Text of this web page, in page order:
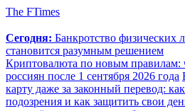
The FTimes
Сегодня: Банкротство физических
становится разумным решением
Криптовалюта по новым правилам:
россиян после 1 сентября 2026 года
карту даже за законный перевод:
подозрения и как защитить свои